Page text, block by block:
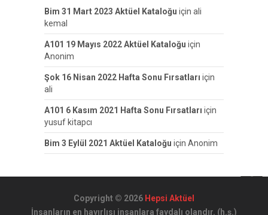
Bim 31 Mart 2023 Aktüel Kataloğu için ali
kemal
A101 19 Mayıs 2022 Aktüel Kataloğu için
Anonim
Şok 16 Nisan 2022 Hafta Sonu Fırsatları için
ali
A101 6 Kasım 2021 Hafta Sonu Fırsatları için
yusuf kitapcı
Bim 3 Eylül 2021 Aktüel Kataloğu için Anonim
Copyright © 2026 Hepsi Aktüel
İnsanların en hayırlısı insanlara faydalı olandır. (h.ş.)